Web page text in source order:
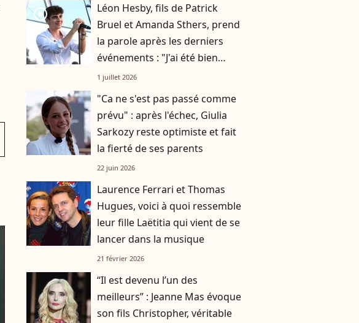
player2
Léon Hesby, fils de Patrick
Bruel et Amanda Sthers, prend
la parole après les derniers
événements : "J'ai été bien
accueilli"
1 juillet 2026
"Ca ne s'est pas passé comme
prévu" : après l'échec, Giulia
Sarkozy reste optimiste et fait
la fierté de ses parents
22 juin 2026
Laurence Ferrari et Thomas
Hugues, voici à quoi ressemble
leur fille Laëtitia qui vient de se
lancer dans la musique
21 février 2026
“Il est devenu l’un des
meilleurs” : Jeanne Mas évoque
son fils Christopher, véritable